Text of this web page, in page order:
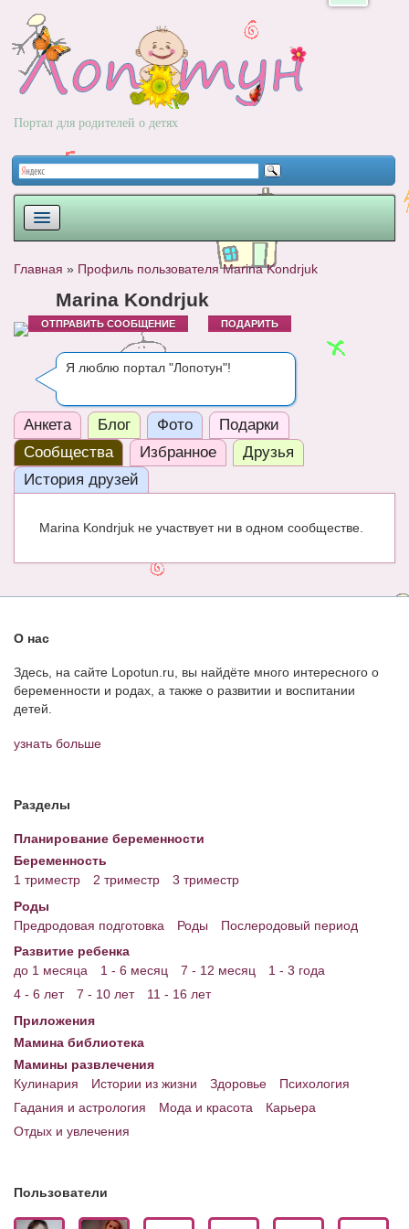
Портал для родителей о детях
РОДЫ
НОВОРОЖДЕННЫЙ
РАЗВИТИЕ
ВОПРОС-ОТВЕТ
ЧАТ
КНИГИ
МОДА И КРАСОТА
КОНКУРСЫ
СООБЩЕСТВА
БЛОГИ
Календарь беременности
МАМИНА БИБЛИОТЕКА
Имена. Святцы
Энциклопедия беременных
Мамина энциклопедия
СЕРВИСЫ И ПРИЛОЖЕНИЯ
Сервис. Оценка роста и веса ребенка
Полезные ссылки
НОВОСТИ ЛОПОТУНА
Главная » Профиль пользователя Marina Kondrjuk
Marina Kondrjuk
ОТПРАВИТЬ СООБЩЕНИЕ ПОДАРИТЬ
Я люблю портал "Лопотун"!
Анкета Блог Фото
Подарки
Сообщества
Избранное
Друзья
История друзей
Marina Kondrjuk не участвует ни в одном сообществе.
О нас
Здесь, на сайте Lopotun.ru, вы найдёте много интересного о
беременности и родах, а также о развитии и воспитании
детей.
узнать больше
Разделы
Планирование беременности
Беременность
1 триместр
2 триместр
3 триместр
Роды
Предродовая подготовка
Роды
Послеродовый период
Развитие ребенка
до 1 месяца
1 - 6 месяц 7 - 12 месяц
1 - 3 года
4 - 6 лет
7 - 10 лет
11 - 16 лет
Приложения
Мамина библиотека
Мамины развлечения
Кулинария
Истории из жизни Здоровье
Психология
Гадания и астрология
Мода и красота
Карьера
Отдых и увлечения
Пользователи